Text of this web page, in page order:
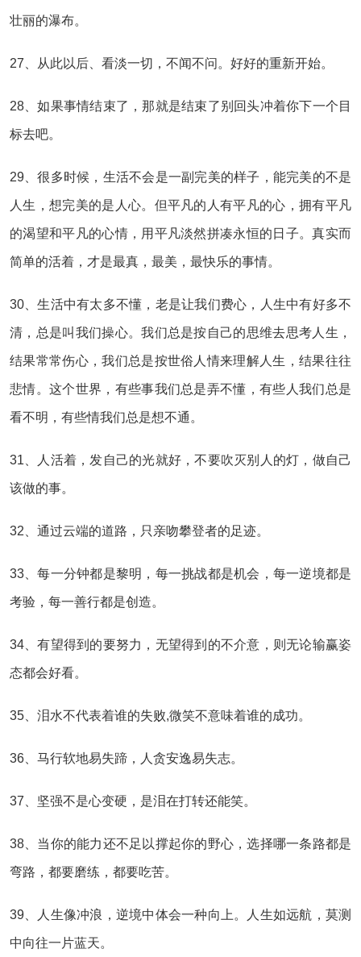
壮丽的瀑布。
27、从此以后、看淡一切，不闻不问。好好的重新开始。
28、如果事情结束了，那就是结束了别回头冲着你下一个目
标去吧。
29、很多时候，生活不会是一副完美的样子，能完美的不是
人生，想完美的是人心。但平凡的人有平凡的心，拥有平凡
的渴望和平凡的心情，用平凡淡然拼凑永恒的日子。真实而
简单的活着，才是最真，最美，最快乐的事情。
30、生活中有太多不懂，老是让我们费心，人生中有好多不
清，总是叫我们操心。我们总是按自己的思维去思考人生，
结果常常伤心，我们总是按世俗人情来理解人生，结果往往
悲情。这个世界，有些事我们总是弄不懂，有些人我们总是
看不明，有些情我们总是想不通。
31、人活着，发自己的光就好，不要吹灭别人的灯，做自己
该做的事。
32、通过云端的道路，只亲吻攀登者的足迹。
33、每一分钟都是黎明，每一挑战都是机会，每一逆境都是
考验，每一善行都是创造。
34、有望得到的要努力，无望得到的不介意，则无论输赢姿
态都会好看。
35、泪水不代表着谁的失败,微笑不意味着谁的成功。
36、马行软地易失蹄，人贪安逸易失志。
37、坚强不是心变硬，是泪在打转还能笑。
38、当你的能力还不足以撑起你的野心，选择哪一条路都是
弯路，都要磨练，都要吃苦。
39、人生像冲浪，逆境中体会一种向上。人生如远航，莫测
中向往一片蓝天。